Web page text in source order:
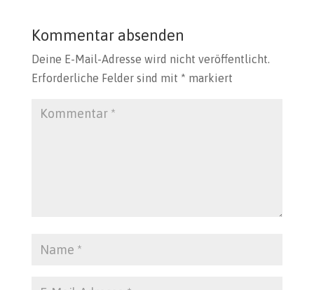
Kommentar absenden
Deine E-Mail-Adresse wird nicht veröffentlicht.
Erforderliche Felder sind mit * markiert